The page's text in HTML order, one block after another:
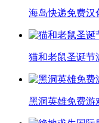
海岛快递免费汉
猫和老鼠圣诞节
黑洞英雄免费游